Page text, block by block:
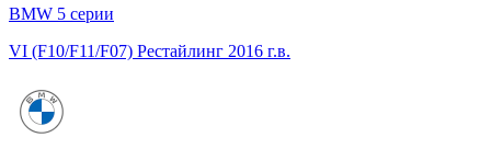
BMW 5 серии
VI (F10/F11/F07) Рестайлинг 2016 г.в.